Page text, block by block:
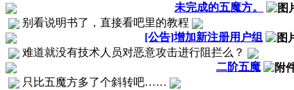
未完成的五魔方。
别看说明书了，直接看吧里的教程
[公告]增加新注册用户组
难道就没有技术人员对恶意攻击进行阻拦么？
二阶五魔
只比五魔方多了个斜转吧……